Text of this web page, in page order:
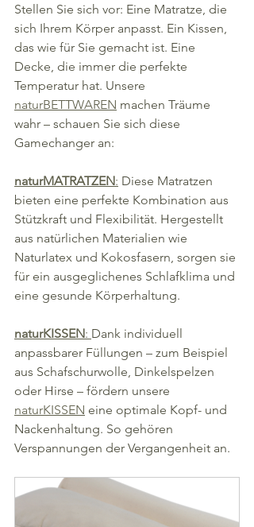
Stellen Sie sich vor: Eine Matratze, die
sich Ihrem Körper anpasst. Ein Kissen,
das wie für Sie gemacht ist. Eine
Decke, die immer die perfekte
Temperatur hat. Unsere
naturBETTWAREN machen Träume
wahr – schauen Sie sich diese
Gamechanger an:
naturMATRATZEN: Diese Matratzen
bieten eine perfekte Kombination aus
Stützkraft und Flexibilität. Hergestellt
aus natürlichen Materialien wie
Naturlatex und Kokosfasern, sorgen sie
für ein ausgeglichenes Schlafklima und
eine gesunde Körperhaltung.
naturKISSEN: Dank individuell
anpassbarer Füllungen – zum Beispiel
aus Schafschurwolle, Dinkelspelzen
oder Hirse – fördern unsere
naturKISSEN eine optimale Kopf- und
Nackenhaltung. So gehören
Verspannungen der Vergangenheit an.